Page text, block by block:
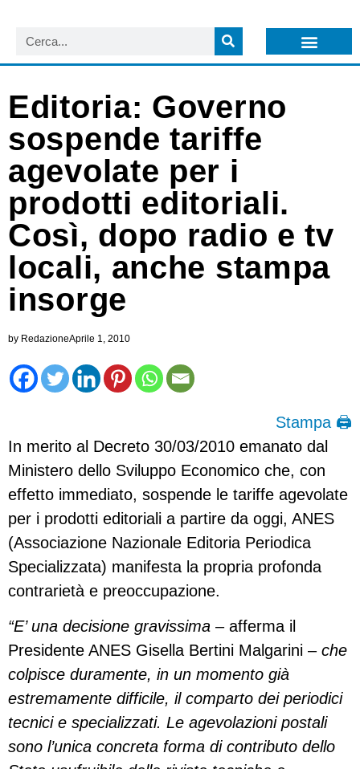
Editoria: Governo
sospende tariffe
agevolate per i
prodotti editoriali.
Così, dopo radio e tv
locali, anche stampa
insorge
by RedazioneAprile 1, 2010
Stampa 🖨
In merito al Decreto 30/03/2010 emanato dal
Ministero dello Sviluppo Economico che, con
effetto immediato, sospende le tariffe agevolate
per i prodotti editoriali a partire da oggi, ANES
(Associazione Nazionale Editoria Periodica
Specializzata) manifesta la propria profonda
contrarietà e preoccupazione.
“E’ una decisione gravissima – afferma il
Presidente ANES Gisella Bertini Malgarini –che
colpisce duramente, in un momento già
estremamente difficile, il comparto dei periodici
tecnici e specializzati. Le agevolazioni postali
sono l’unica concreta forma di contributo dello